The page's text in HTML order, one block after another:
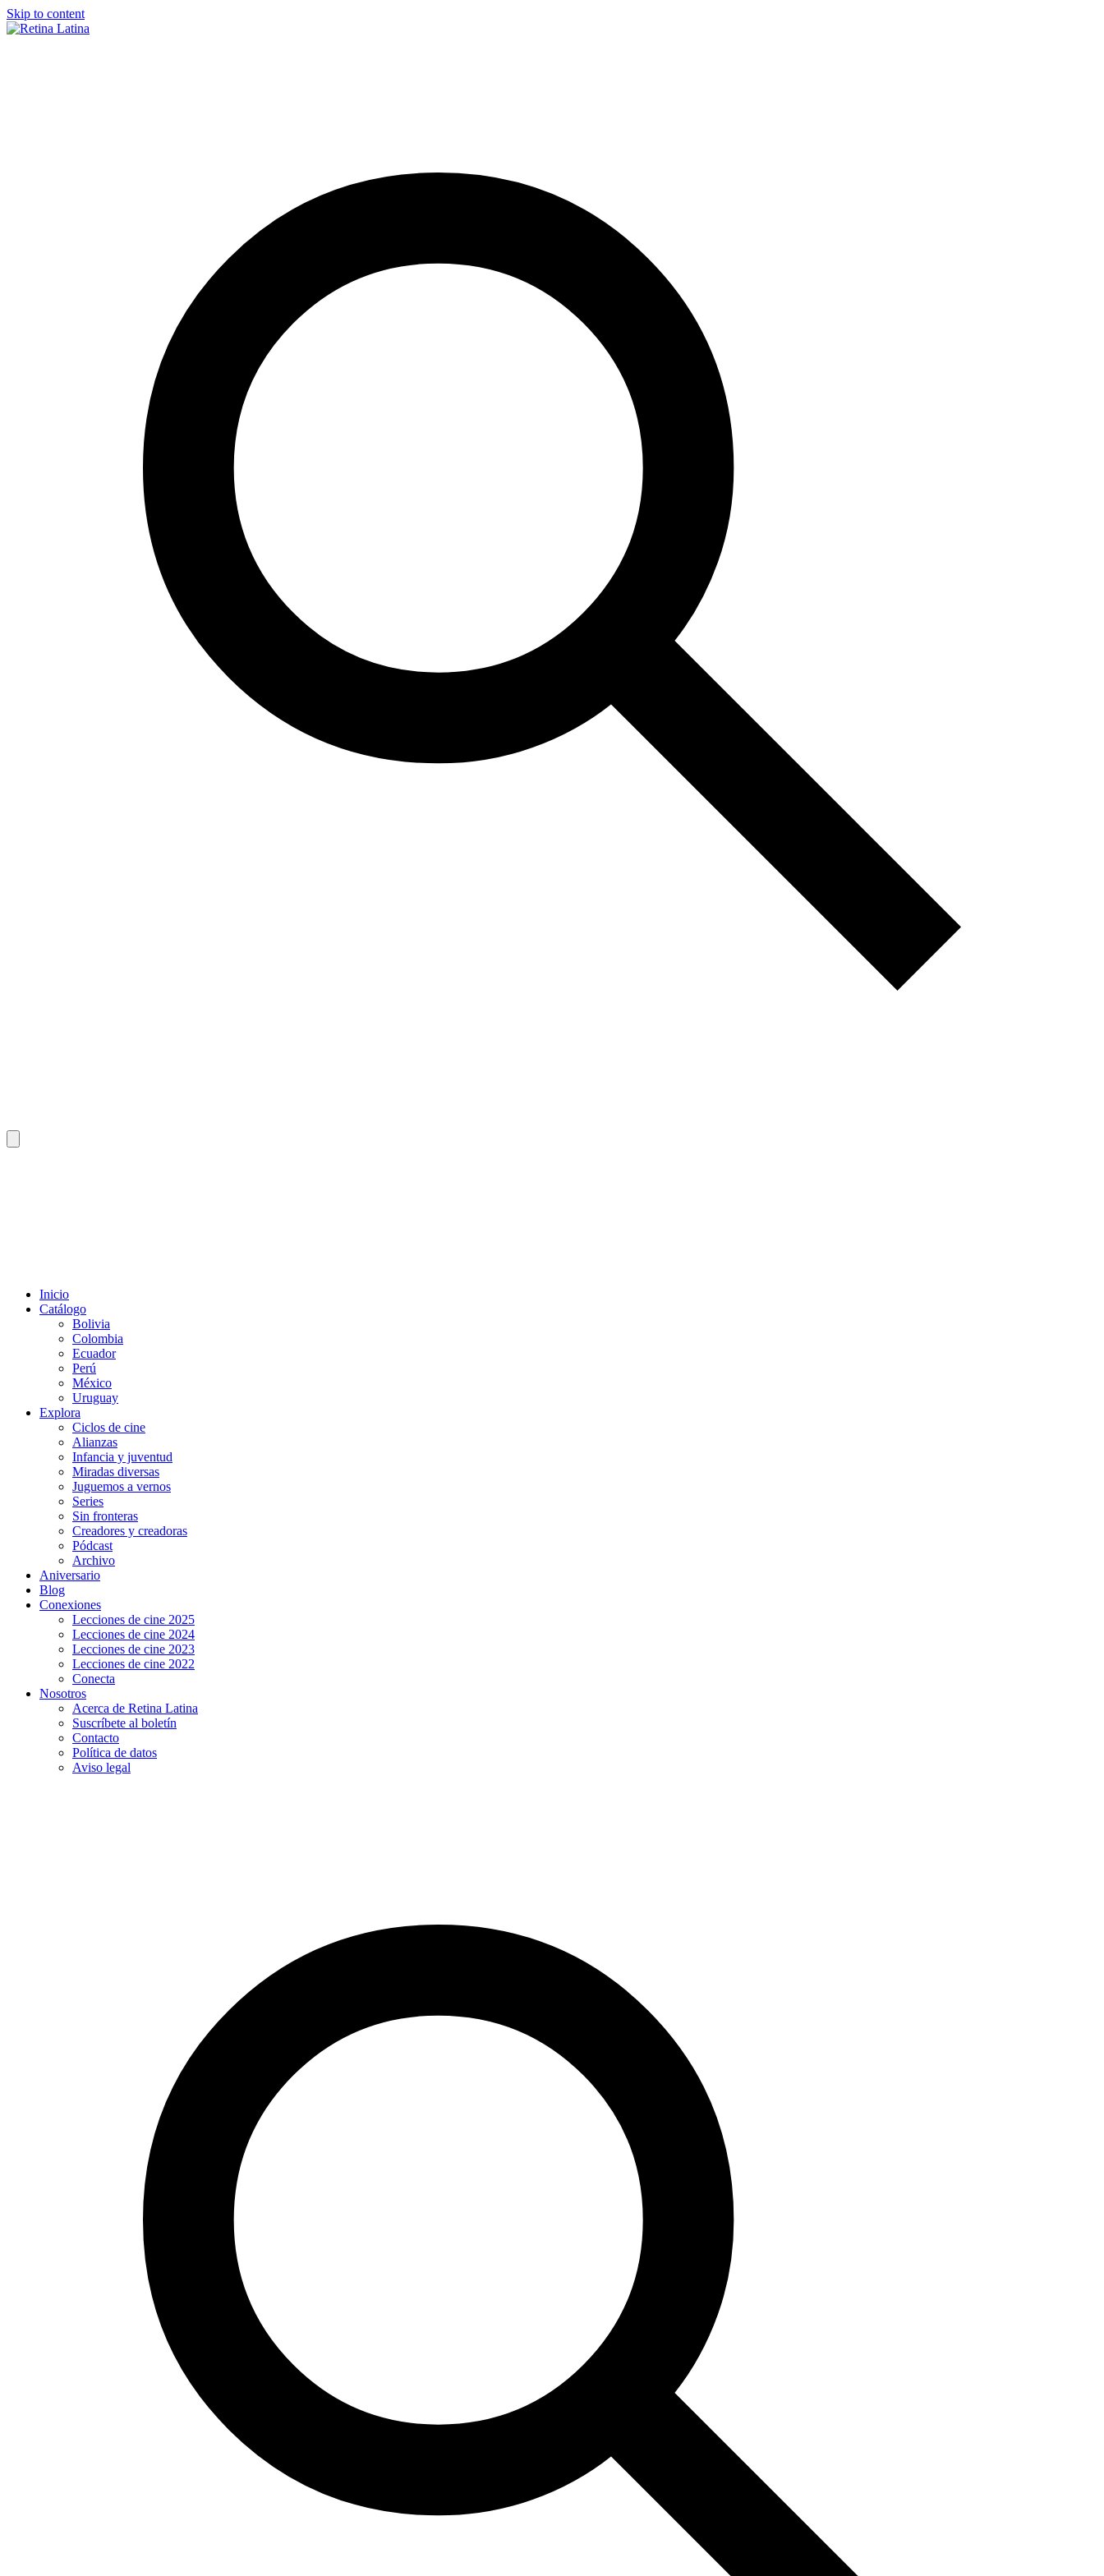
Skip to content
Inicio
Catálogo
Bolivia
Colombia
Ecuador
Perú
México
Uruguay
Explora
Ciclos de cine
Alianzas
Infancia y juventud
Miradas diversas
Juguemos a vernos
Series
Sin fronteras
Creadores y creadoras
Pódcast
Archivo
Aniversario
Blog
Conexiones
Lecciones de cine 2025
Lecciones de cine 2024
Lecciones de cine 2023
Lecciones de cine 2022
Conecta
Nosotros
Acerca de Retina Latina
Suscríbete al boletín
Contacto
Política de datos
Aviso legal